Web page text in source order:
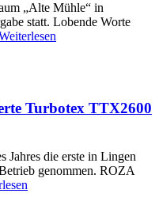
„Alte Mühle“ in
statt. Lobende Worte
Turbotex TTX2600
Jahres die erste in Lingen
genommen. ROZA